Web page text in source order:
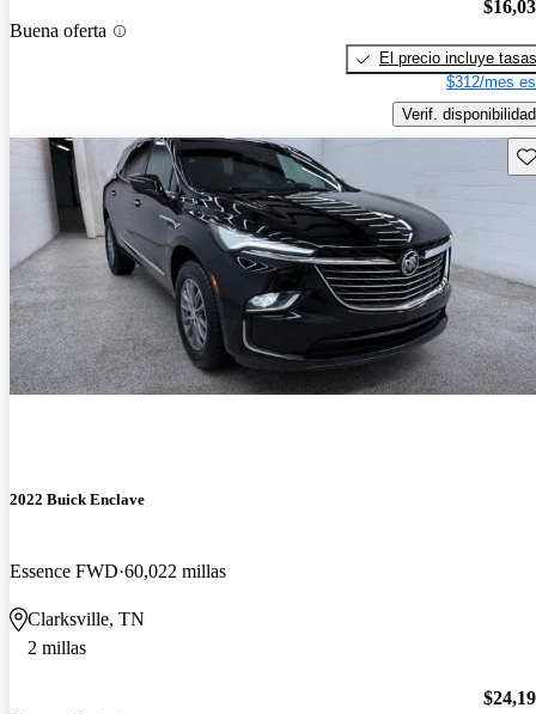
Buena oferta
El precio incluye tasas
$312/mes
Verif. disponibilidad
2022 Buick Enclave
Essence FWD 60,022 millas
Clarksville, TN
2 millas